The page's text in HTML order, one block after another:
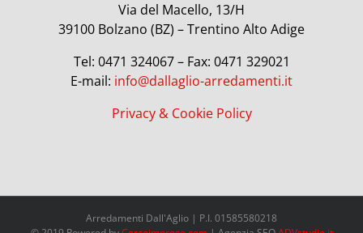
Via del Macello, 13/H
39100 Bolzano (BZ) – Trentino Alto Adige
Tel: 0471 324067 – Fax: 0471 329021
E-mail: info@dallaglio-arredamenti.it
Privacy & Cookie Policy
Arredamenti Dall'Aglio | P.I. 01585580218